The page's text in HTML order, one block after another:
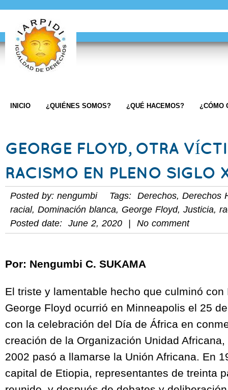
INICIO ¿QUIÉNES SOMOS? ¿QUÉ HACEMOS? ¿CÓMO
GEORGE FLOYD, OTRA
RACISMO EN PLENO SIGLO
Posted by: nengumbi Tags: Derechos, Derechos
racial, Dominación blanca, George Floyd, Justicia,
Posted date: June 2, 2020 | No comment
Por: Nengumbi C. SUKAMA
El triste y lamentable hecho que culminó con
George Floyd ocurrió en Minneapolis el 25
con la celebración del Día de África en
creación de la Organización Unidad
2002 pasó a llamarse la Unión Africana. En
capital de Etiopia, representantes de treinta